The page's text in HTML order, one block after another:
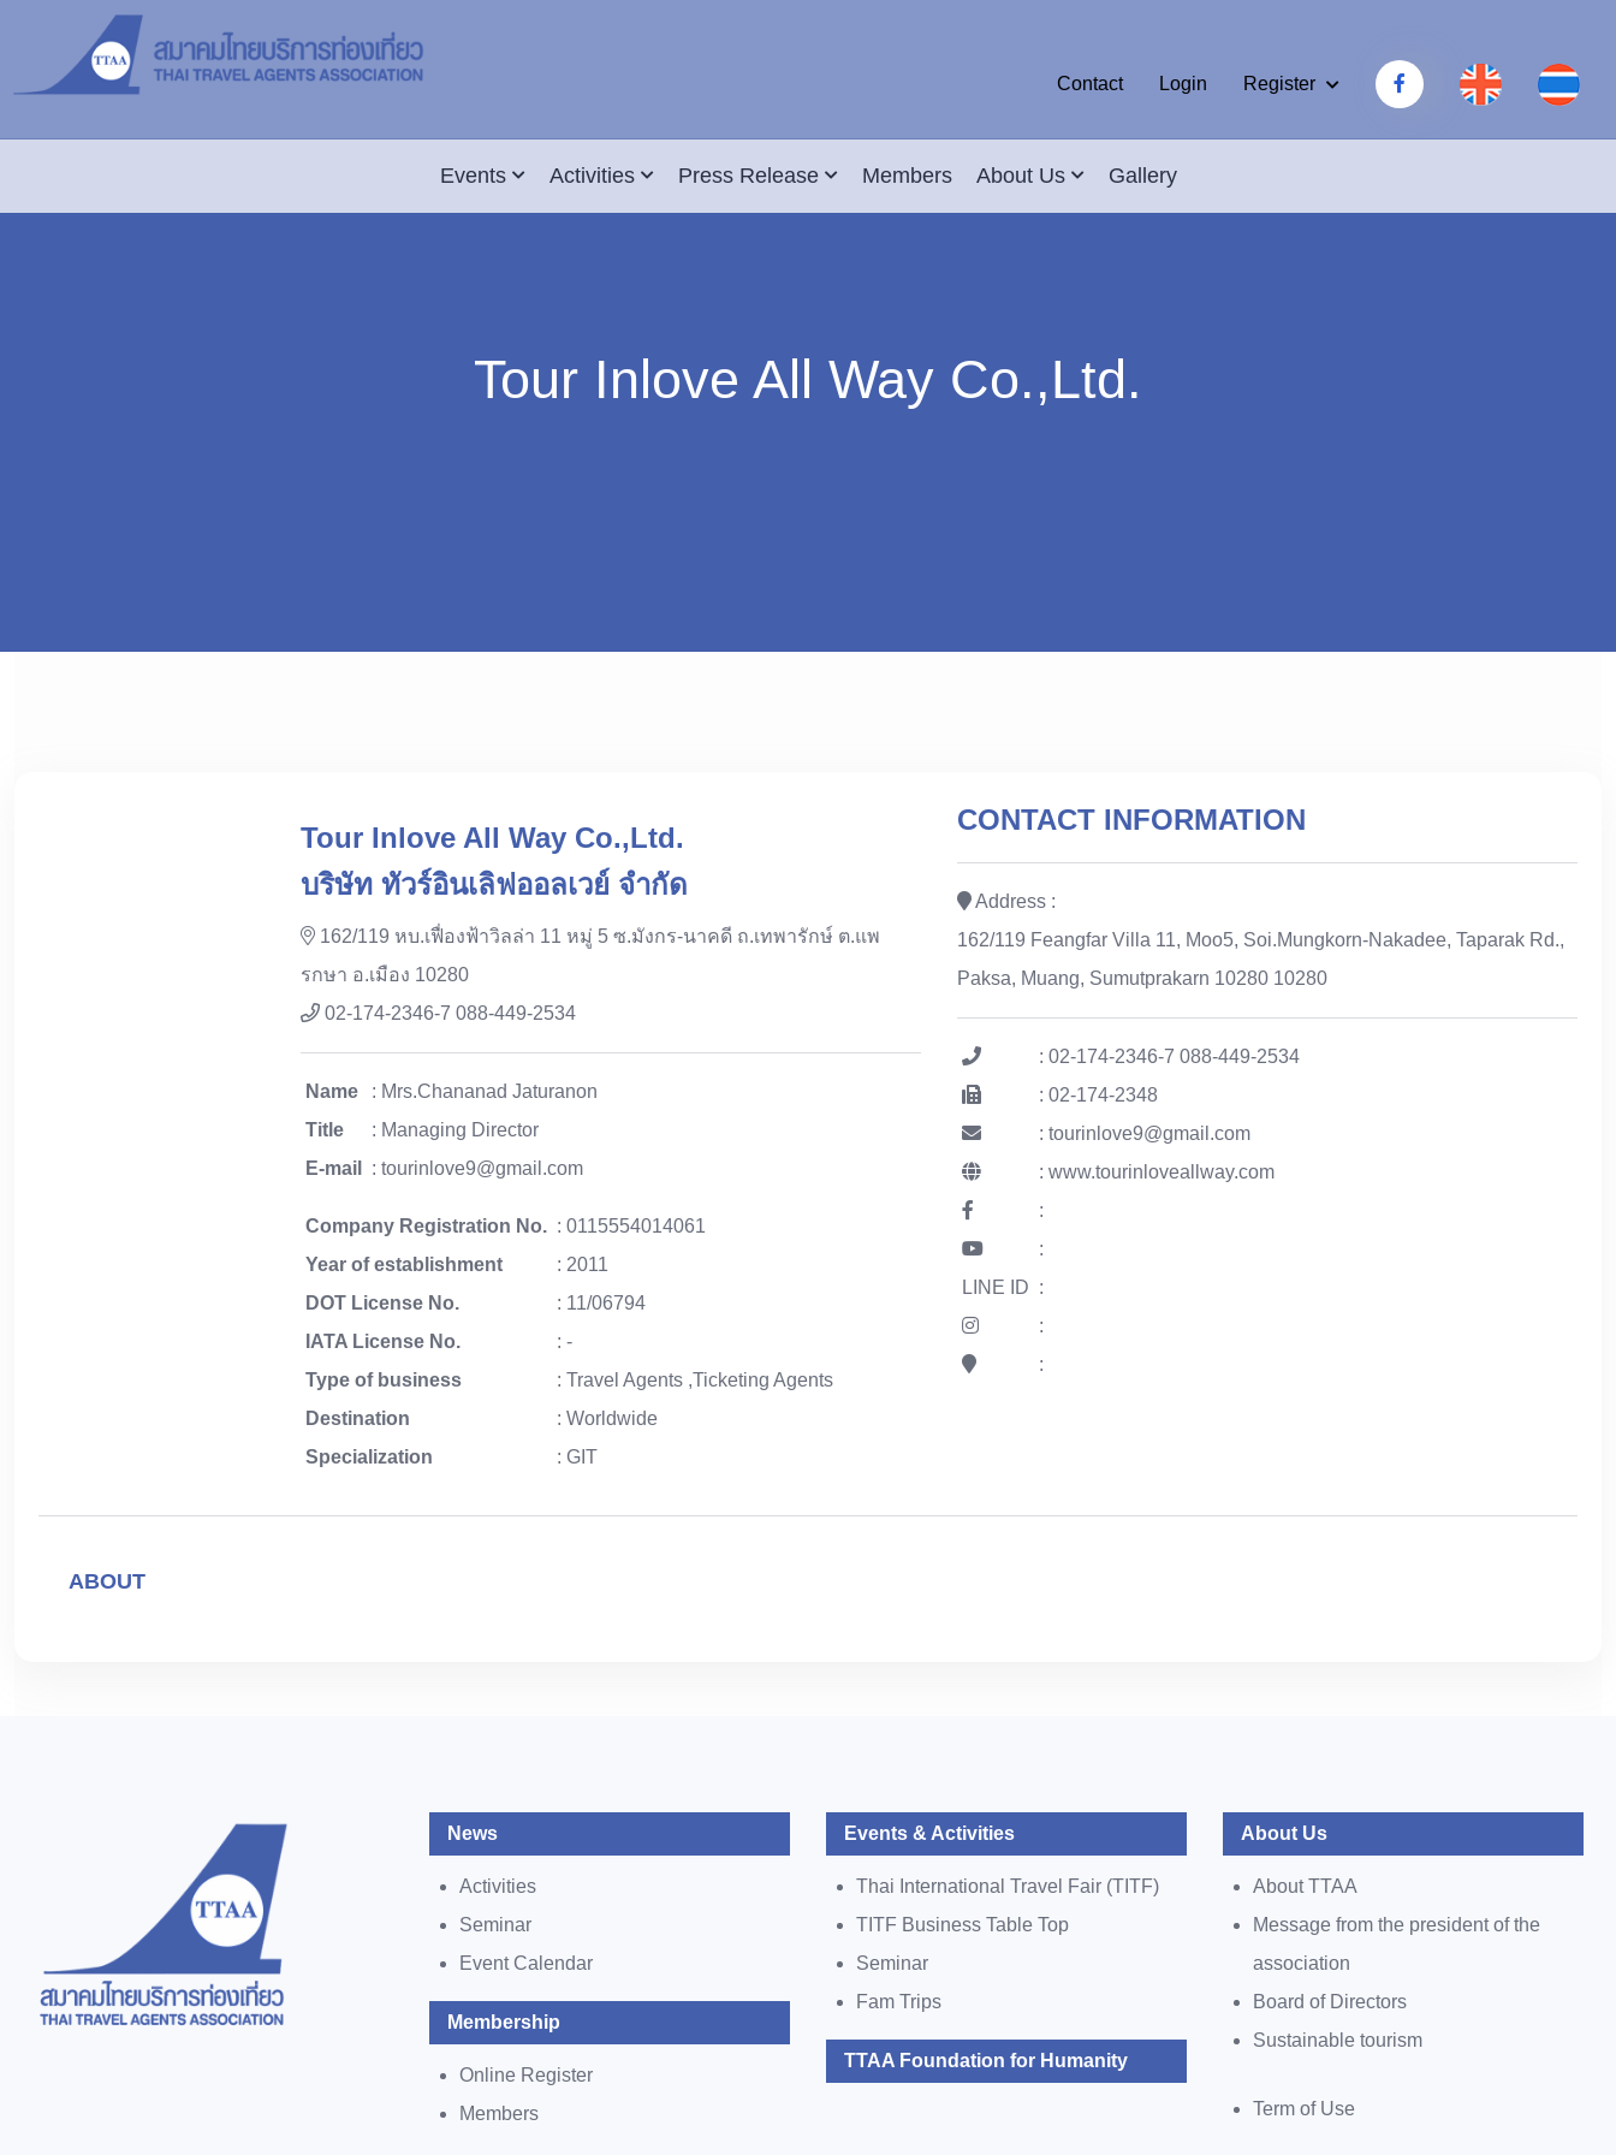
Register
Login
Contact
Events Activities Press Release Members About Us Gallery
Tour Inlove All Way Co.,Ltd.
Tour Inlove All Way Co.,Ltd.
บริษัท ทัวร์อินเลิฟออลเวย์ จำกัด
162/119 หบ.เฟื่องฟ้าวิลล่า 11 หมู่ 5 ซ.มังกร-นาคดี ถ.เทพารักษ์ ต.แพ
รกษา อ.เมือง 10280
02-174-2346-7 088-449-2534
Name
: Mrs.Chananad Jaturanon
Title
: Managing Director
E-mail
: tourinlove9@gmail.com
Company Registration No. : 0115554014061
Year of establishment
: 2011
DOT License No.
: 11/06794
IATA License No.
: -
Type of business
: Travel Agents ,Ticketing Agents
Destination
: Worldwide
Specialization
: GIT
CONTACT INFORMATION
Address :
162/119 Feangfar Villa 11, Moo5, Soi.Mungkorn-Nakadee, Taparak Rd.,
Paksa, Muang, Sumutprakarn 10280 10280
: 02-174-2346-7 088-449-2534
: 02-174-2348
: tourinlove9@gmail.com
:www.tourinloveallway.com
:
:
LINE ID :
:
:
ABOUT
News
Activities
Seminar
Event Calendar
Membership
Online Register
Members
Events & Activities
Thai International Travel Fair (TITF)
TITF Business Table Top
Seminar
Fam Trips
TTAA Foundation for Humanity
About Us
About TTAA
Message from the president of the
association
Board of Directors
Sustainable tourism
Term of Use